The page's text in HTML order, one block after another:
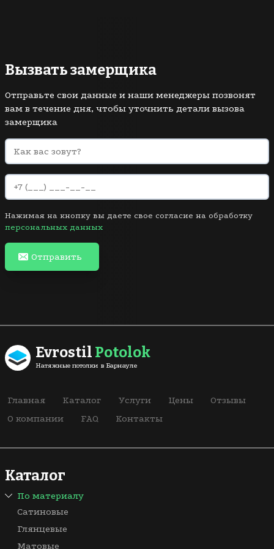
Вызвать замерщика
Отправьте свои данные и наши менеджеры позвонят
вам в течение дня, чтобы уточнить детали вызова
замерщика
Нажимая на кнопку вы даете свое согласие на обработку
персональных данных
Отправить
Evrostil Potolok
Натяжные потолки в Барнауле
Главная Каталог Услуги Цены
Отзывы
О компании
FAQ Контакты
Каталог
По материалу
Сатиновые
Глянцевые
Матовые